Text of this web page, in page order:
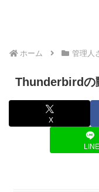
ホーム 管理人
Thunderbirdの
X
LINE